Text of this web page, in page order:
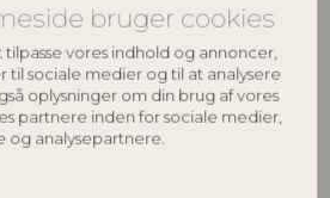
bruger cookies
vores indhold og annoncer,
til sociale medier og til at analysere
oplysninger om din brug af vores
partnere inden for sociale medier,
og analysepartnere.